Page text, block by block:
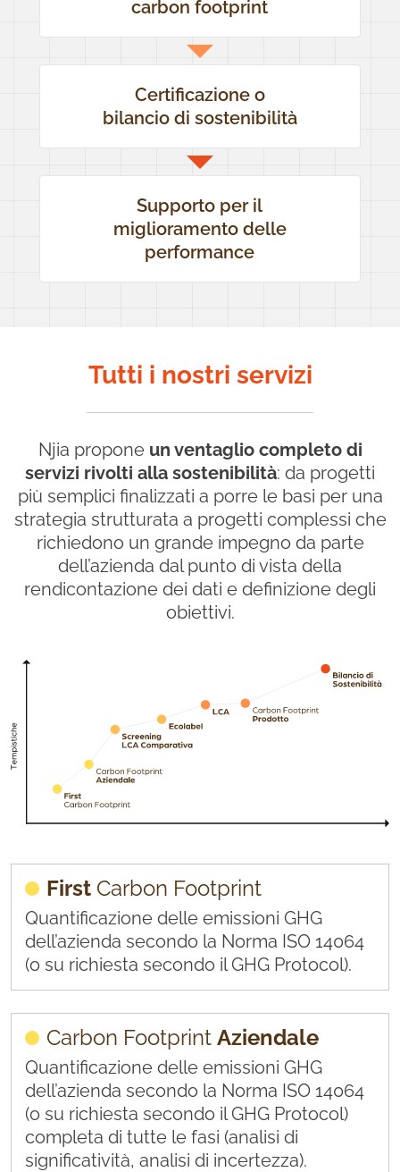
carbon footprint
Certificazione o
bilancio di sostenibilità
Supporto per il
miglioramento delle
performance
Tutti i nostri servizi
Njia propone un ventaglio completo di
servizi rivolti alla sostenibilità: da progetti
più semplici finalizzati a porre le basi per una
strategia strutturata a progetti complessi che
richiedono un grande impegno da parte
dell’azienda dal punto di vista della
rendicontazione dei dati e definizione degli
obiettivi.
First Carbon Footprint
Quantificazione delle emissioni GHG
dell’azienda secondo la Norma ISO 14064
(o su richiesta secondo il GHG Protocol).
Carbon Footprint Aziendale
Quantificazione delle emissioni GHG
dell’azienda secondo la Norma ISO 14064
(o su richiesta secondo il GHG Protocol)
completa di tutte le fasi (analisi di
significatività, analisi di incertezza).